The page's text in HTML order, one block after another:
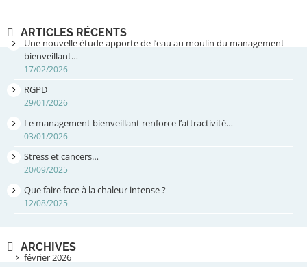
ARTICLES RÉCENTS
Une nouvelle étude apporte de l’eau au moulin du management
bienveillant…
17/02/2026
RGPD
29/01/2026
Le management bienveillant renforce l’attractivité…
03/01/2026
Stress et cancers…
20/09/2025
Que faire face à la chaleur intense ?
12/08/2025
ARCHIVES
février 2026